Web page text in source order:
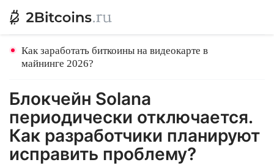
Как заработать биткоины на видеокарте в
майнинге 2026?
Блокчейн Solana
периодически отключается.
Как разработчики планируют
исправить проблему?